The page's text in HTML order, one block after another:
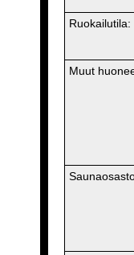
Ruokailutila:
Muut